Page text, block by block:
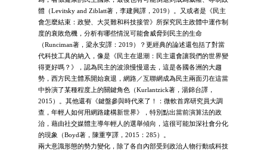
體（Levitsky and Ziblatt著，李建興譯，2019）。又或者是《民主
會怎麼結束：政變、大災難和科技接管》所探究民主政體中運作制
度的衰敗危機，分析有哪些情況可能會威脅到民主的生命
（Runciman著，梁永安譯：2019）？更經典的論述還包括了對當
代科技工具的納入，像是《民主在退潮：民主還會讓我們的世界變
得更好嗎？》，認為民主的波浪慢慢退去，這是各國各洲的大趨
勢，西方民主體系開始衰退，網路／互聯網成為民主兩面刃在這當
中扮演了某種程度上的關鍵角色（Kurlantzick著，湯錦台譯，
2015）。其他還有《鍵盤參與時代來了！：微軟首席研究員大調
查，年輕人如何用網路建構新世界》，特別點出當前演算法的政
治，藉由社交媒體主導年輕人的選舉傾向，這很可能加深社會分化
的現象（Boyd著，陳重亨譯，2015：285）。
兩大意識形態的勢力變化，除了各自內部受到政治人物行動或科技